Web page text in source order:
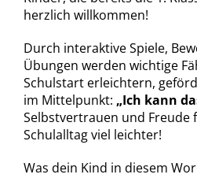
herzlich willkommen!
Durch interaktive Spiele,
Übungen werden wichtige
Schulstart erleichtern,
im Mittelpunkt: „Ich kann
Selbstvertrauen und Freude
Schulalltag viel leichter!
Was dein Kind in diesem